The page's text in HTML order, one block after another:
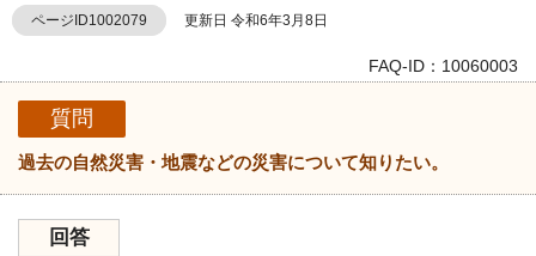
ページID1002079 更新日 令和6年3月8日
FAQ-ID：10060003
質問
過去の自然災害・地震などの災害について知りたい。
回答